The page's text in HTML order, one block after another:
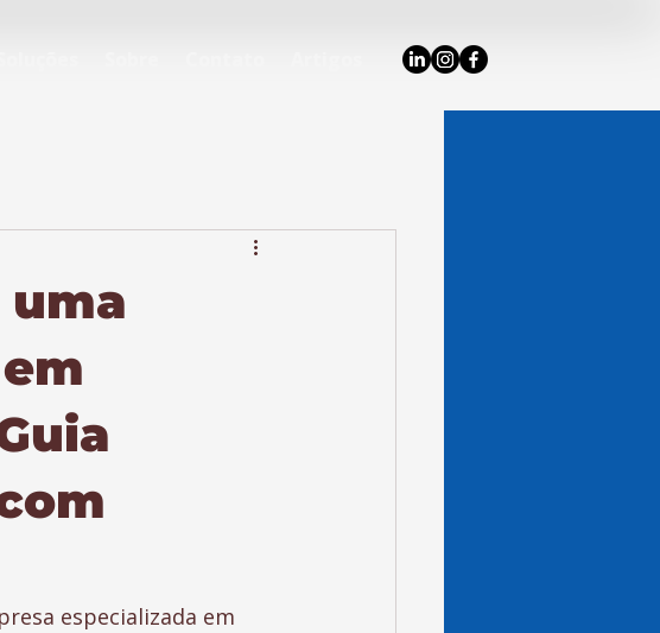
especializada em